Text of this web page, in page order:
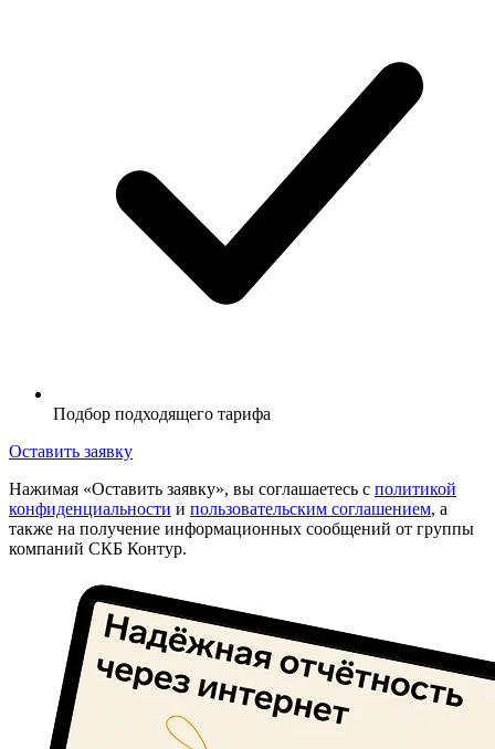
Подбор подходящего тарифа
Оставить заявку
Нажимая «Оставить заявку», вы соглашаетесь с политикой
конфиденциальности и пользовательским соглашением, а
также на получение информационных сообщений от группы
компаний СКБ Контур.